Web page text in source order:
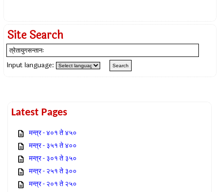
Site Search
Input language:
Latest Pages
मन्त्र - ४०१ ते ४५०
मन्त्र - ३५१ ते ४००
मन्त्र - ३०१ ते ३५०
मन्त्र - २५१ ते ३००
मन्त्र - २०१ ते २५०